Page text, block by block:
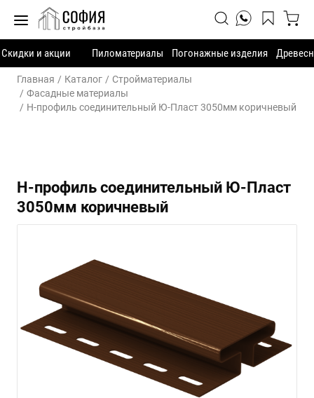
Скидки и акции Пиломатериалы Погонажные изделия
Главная Каталог
Стройматериалы
Фасадные материалы
H-профиль соединительный Ю-Пласт 3050мм коричневый
H-профиль соединительный Ю-Пласт
3050мм коричневый